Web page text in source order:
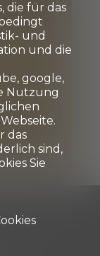
2025
die für das
und
und die
google,
Nutzung
das
sind,
Sie